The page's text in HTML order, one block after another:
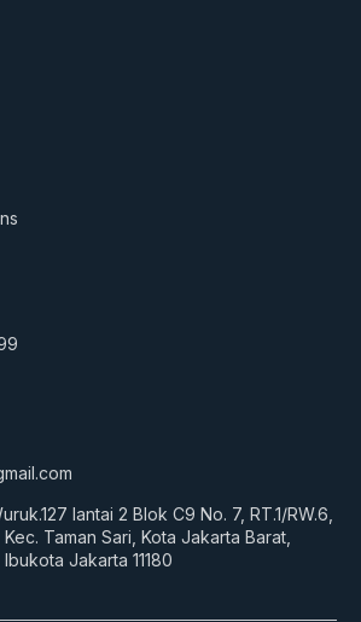
lantai 2 Blok C9 No. 7, RT.1/RW.6,
Taman Sari, Kota Jakarta Barat,
Jakarta 11180